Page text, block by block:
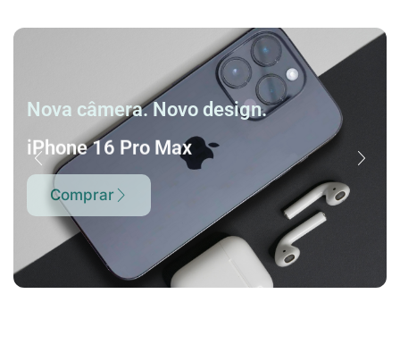
Nova câmera. Novo design.
iPhone 16 Pro Max
Comprar